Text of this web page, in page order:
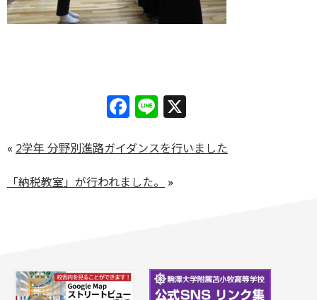
Facebook
Line
« 2学年 分野別進路ガイダンスを行いました
「納税教室」が行われました。
»